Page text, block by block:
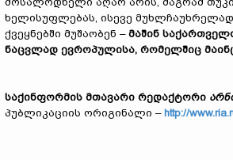
ხელისუფლებას, ისევე
ქვეყნებში მუშაობენ – მაშინ
ნაცვლად ევროპულისა, რომელშიც
საქინფორმის მთავარი რედაქტორი
პუბლიკაციის ორიგინალი – http://